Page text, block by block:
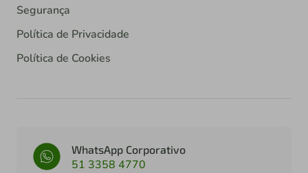
Segurança
Política de Privacidade
Política de Cookies
WhatsApp Corporativo
51 3358 4770